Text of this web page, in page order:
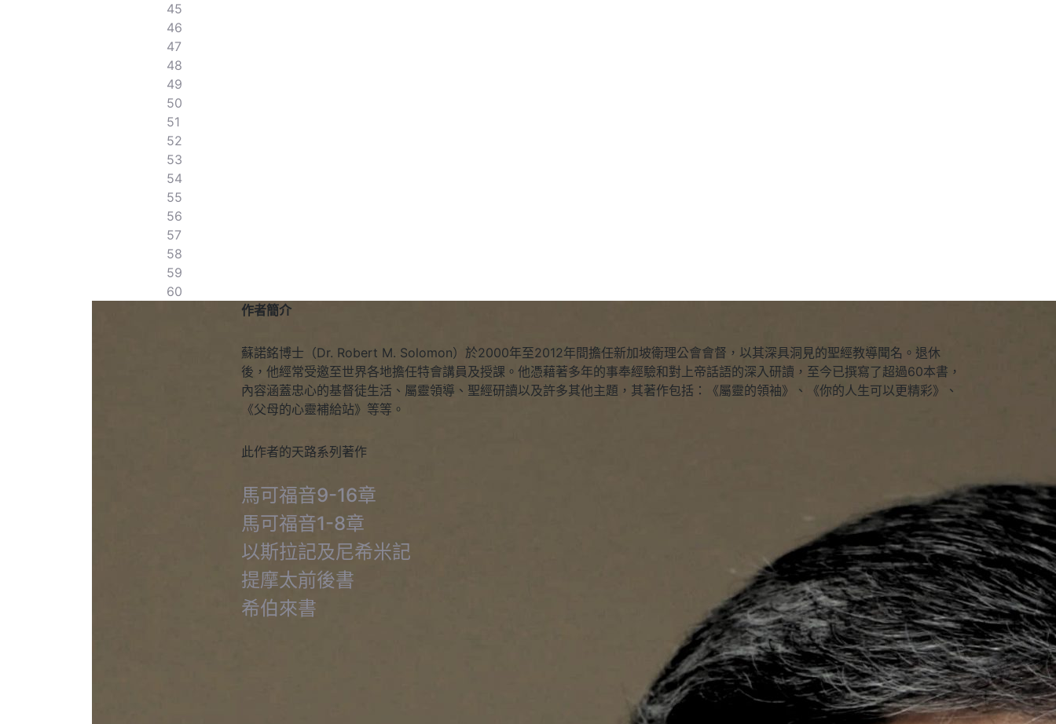
45
46
47
48
49
50
51
52
53
54
55
56
57
58
59
60
作者簡介
蘇諾銘博士（Dr. Robert M. Solomon）於2000年至2012年間擔任新加坡衛理公會會督，以其深具洞見的聖經教導聞名。退休
後，他經常受邀至世界各地擔任特會講員及授課。他憑藉著多年的事奉經驗和對上帝話語的深入研讀，至今已撰寫了超過60本書，
內容涵蓋忠心的基督徒生活、屬靈領導、聖經研讀以及許多其他主題，其著作包括：《屬靈的領袖》、《你的人生可以更精彩》、
《父母的心靈補給站》等等。
此作者的天路系列著作
馬可福音9-16章
馬可福音1-8章
以斯拉記及尼希米記
提摩太前後書
希伯來書